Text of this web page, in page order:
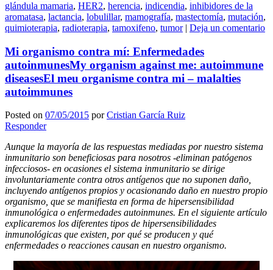
glándula mamaria, HER2, herencia, indicendia, inhibidores de la
aromatasa, lactancia, lobulillar, mamografía, mastectomía, mutación,
quimioterapia, radioterapia, tamoxifeno, tumor | Deja un comentario
Mi organismo contra mí: Enfermedades
autoinmunesMy organism against me: autoimmune
diseasesEl meu organisme contra mi – malalties
autoimmunes
Posted on 07/05/2015 porCristian García Ruiz
Responder
Aunque la mayoría de las respuestas mediadas por nuestro sistema
inmunitario son beneficiosas para nosotros -eliminan patógenos
infecciosos- en ocasiones el sistema inmunitario se dirige
involuntariamente contra otros antígenos que no suponen daño,
incluyendo antígenos propios y ocasionando daño en nuestro propio
organismo, que se manifiesta en forma de hipersensibilidad
inmunológica o enfermedades autoinmunes. En el siguiente artículo
explicaremos los diferentes tipos de hipersensibilidades
inmunológicas que existen, por qué se producen y qué
enfermedades o reacciones causan en nuestro organismo.